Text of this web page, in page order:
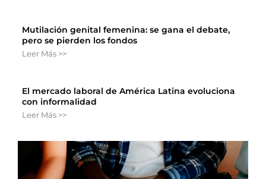
Mutilación genital femenina: se gana el debate,
pero se pierden los fondos
Leer Más >>
El mercado laboral de América Latina evoluciona
con informalidad
Leer Más >>